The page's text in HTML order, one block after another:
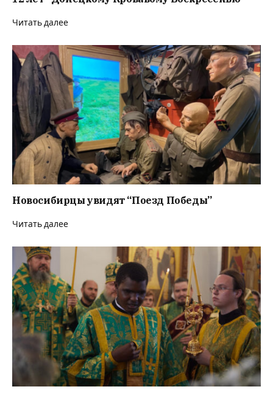
Читать далее
Новосибирцы увидят “Поезд Победы”
Читать далее